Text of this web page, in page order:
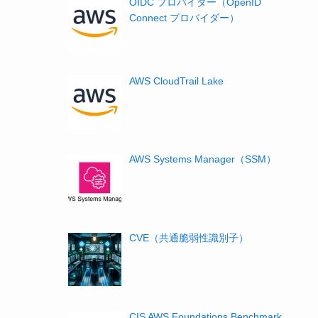
Connect プロバイダー）
AWS CloudTrail Lake
AWS Systems Manager（SSM）
CVE（共通脆弱性識別子）